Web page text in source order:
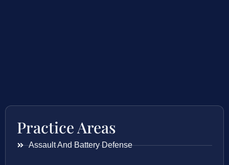
Practice Areas
Assault And Battery Defense